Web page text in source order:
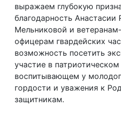
выражаем глубокую
благодарность Анастасии
Мельниковой и
офицерам гвардейских
возможность посетить
участие в
воспитывающем у
гордости и уважения к
защитникам.